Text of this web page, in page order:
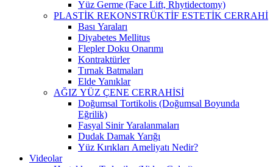
Yüz Germe (Face Lift, Rhytidectomy)
PLASTİK REKONSTRÜKTİF ESTETİK CERRAHİ
Bası Yaraları
Diyabetes Mellitus
Flepler Doku Onarımı
Kontraktürler
Tırnak Batmaları
Elde Yanıklar
AĞIZ YÜZ ÇENE CERRAHİSİ
Doğumsal Tortikolis (Doğumsal Boyunda
Eğrilik)
Fasyal Sinir Yaralanmaları
Dudak Damak Yarığı
Yüz Kırıkları Ameliyatı Nedir?
Videolar